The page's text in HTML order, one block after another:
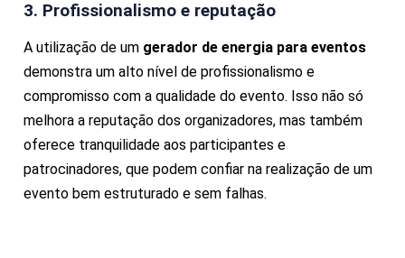
3. Profissionalismo e reputação
A utilização de um gerador de energia para eventos
demonstra um alto nível de profissionalismo e
compromisso com a qualidade do evento. Isso não só
melhora a reputação dos organizadores, mas também
oferece tranquilidade aos participantes e
patrocinadores, que podem confiar na realização de um
evento bem estruturado e sem falhas.